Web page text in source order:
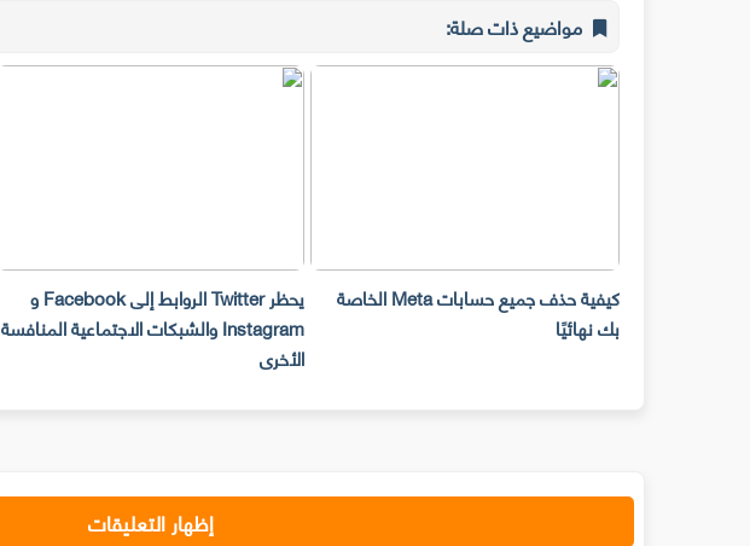
مواضيع ذات صلة:
كيفية حذف جميع حسابات Meta الخاصة
بك نهائيًا
يحظر Twitter الروابط إلى Facebook و
Instagram والشبكات الاجتماعية المنافسة
الأخرى
إظهار التعليقات